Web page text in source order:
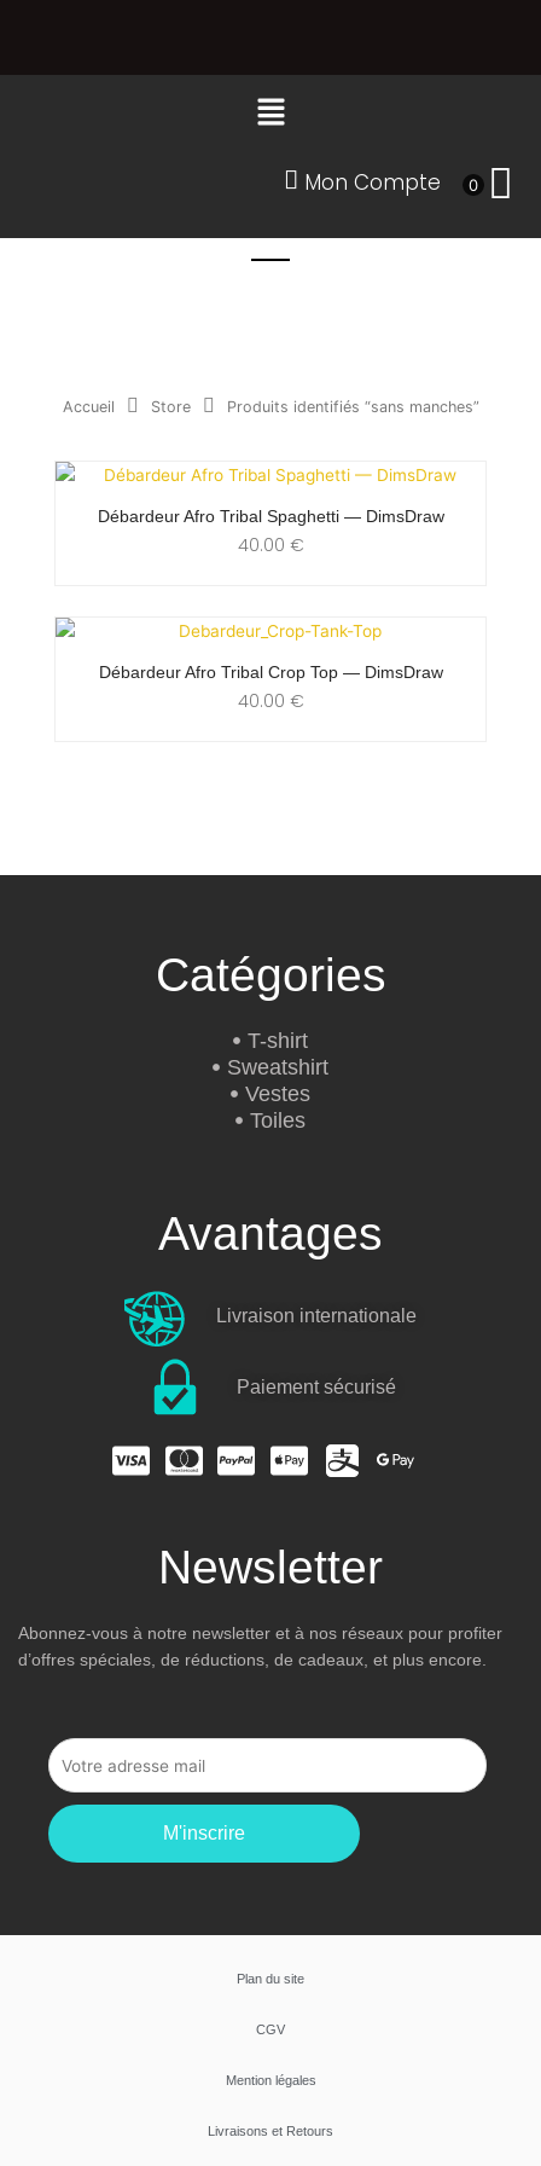
Menu
Mon Compte 0
Accueil Store Produits identifiés “sans manches”
Débardeur Afro Tribal Spaghetti — DimsDraw
40.00 €
Débardeur Afro Tribal Crop Top — DimsDraw
40.00 €
Catégories
T-shirt
Sweatshirt
Vestes
Toiles
Avantages
Livraison internationale
Paiement sécurisé
Newsletter
Abonnez-vous à notre newsletter et à nos réseaux pour profiter
d’offres spéciales, de réductions, de cadeaux, et plus encore.
M'inscrire
Plan du site
CGV
Mention légales
Livraisons et Retours